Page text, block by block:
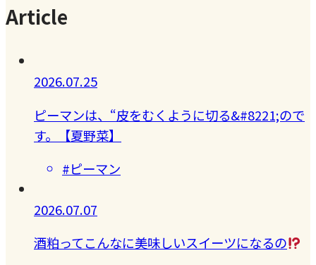
Article
2026.07.25
ピーマンは、“皮をむくように切る&#8221;ので
す。【夏野菜】
#ピーマン
2026.07.07
酒粕ってこんなに美味しいスイーツになるの